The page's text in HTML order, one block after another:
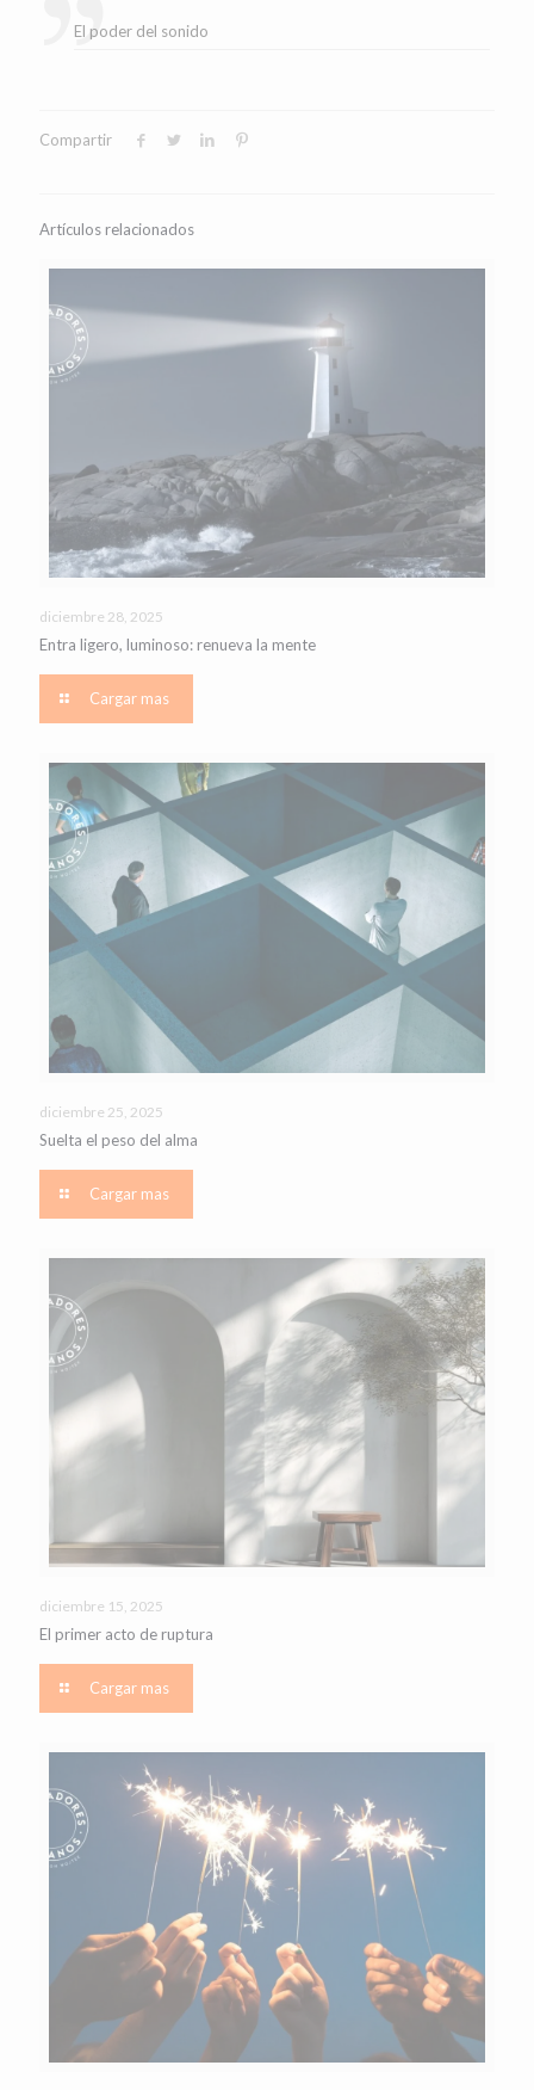
El poder del sonido
Compartir
Artículos relacionados
diciembre 28, 2025
Entra ligero, luminoso: renueva la mente
Cargar mas
diciembre 25, 2025
Suelta el peso del alma
Cargar mas
diciembre 15, 2025
El primer acto de ruptura
Cargar mas